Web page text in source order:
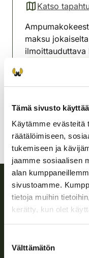
Tämä sivusto
Käytämme evästeitä
räätälöimiseen,
tukemiseen ja
jaamme sosiaalisen
alan
sivustoamme.
tietoja muihin
kerätty, kun olet
valinta
Välttämätön
Katso
(avautuu
maksu
ilmoittauduttava
Pohjois-
Suomen
toimeenpanosta sekä